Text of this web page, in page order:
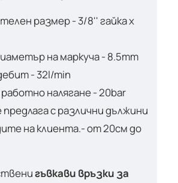
размер - 3/8'' гайка х
на маркуча - 8.5mm
- 32l/min
налягане - 20bar
с различни дължини
на клиента.- от 20см до
гъвкави връзки за